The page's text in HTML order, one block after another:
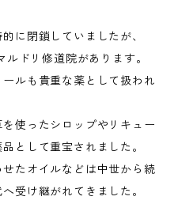
に閉鎖していましたが、
ドリ修道院があります。
ルも貴重な薬として扱われ
使ったシロップやリキュー
として重宝されました。
たオイルなどは中世から続
受け継がれてきました。